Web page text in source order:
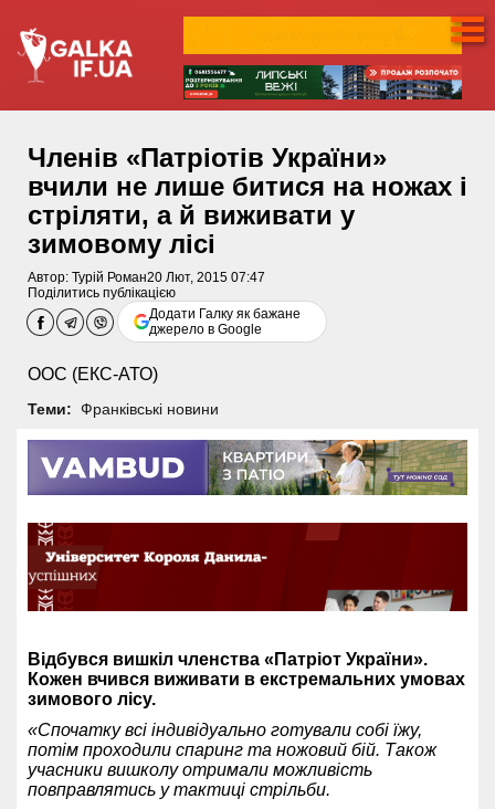
Членів «Патріотів України»
вчили не лише битися на ножах і
стріляти, а й виживати у
зимовому лісі
Автор: Турій Роман20 Лют, 2015 07:47
Поділитись публікацією
Додати Галку як бажане
джерело в Google
ООС (ЕКС-АТО)
Теми: Франківські новини
Відбувся вишкіл членства «Патріот України».
Кожен вчився виживати в екстремальних умовах
зимового лісу.
«Спочатку всі індивідуально готували собі їжу,
потім проходили спаринг та ножовий бій. Також
учасники вишколу отримали можливість
повправлятись у тактиці стрільби.